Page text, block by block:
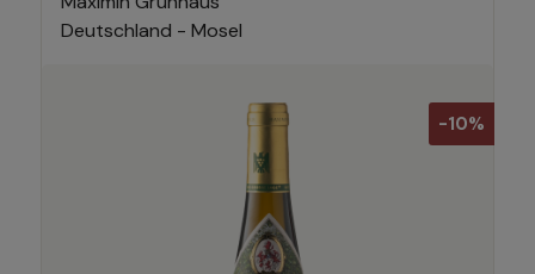
Deutschland - Mosel
-10%